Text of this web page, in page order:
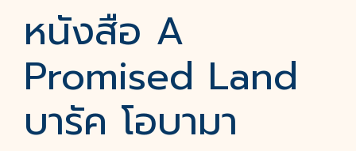
หนังสือ A
Promised Land
บารัค โอบามา